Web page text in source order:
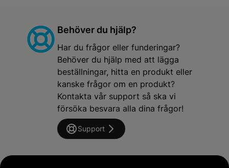
Behöver du hjälp?
Har du frågor eller funderingar?
Behöver du hjälp med att lägga
beställningar, hitta en produkt eller
kanske frågor om en produkt?
Kontakta vår support så ska vi
försöka besvara alla dina frågor!
Support